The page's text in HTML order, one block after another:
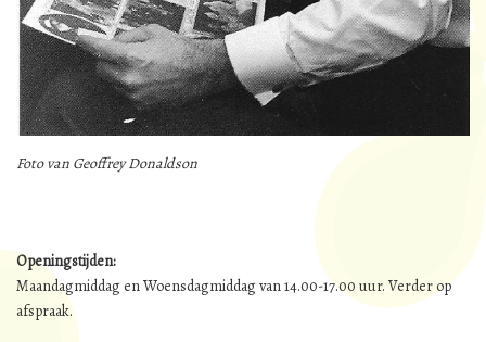
Foto van Geoffrey Donaldson
Openingstijden:
Maandagmiddag en Woensdagmiddag van 14.00-17.00 uur. Verder op
afspraak.